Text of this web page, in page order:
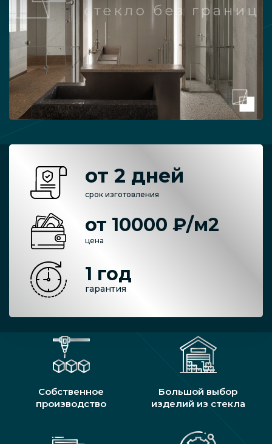
от 2 дней
срок изготовления
от 10000 ₽/м2
цена
1 год
гарантия
Собственное
производство
Большой выбор
изделий из стекла